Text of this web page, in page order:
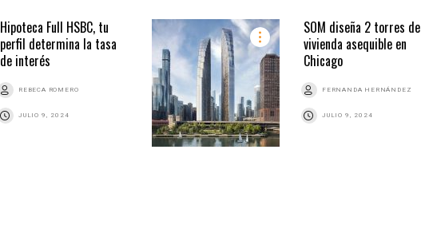
Hipoteca Full HSBC, tu
perfil determina la tasa
de interés
REBECA ROMERO
JULIO 9, 2024
SOM diseña 2 torres de
vivienda asequible en
Chicago
FERNANDA HERNÁNDEZ
JULIO 9, 2024